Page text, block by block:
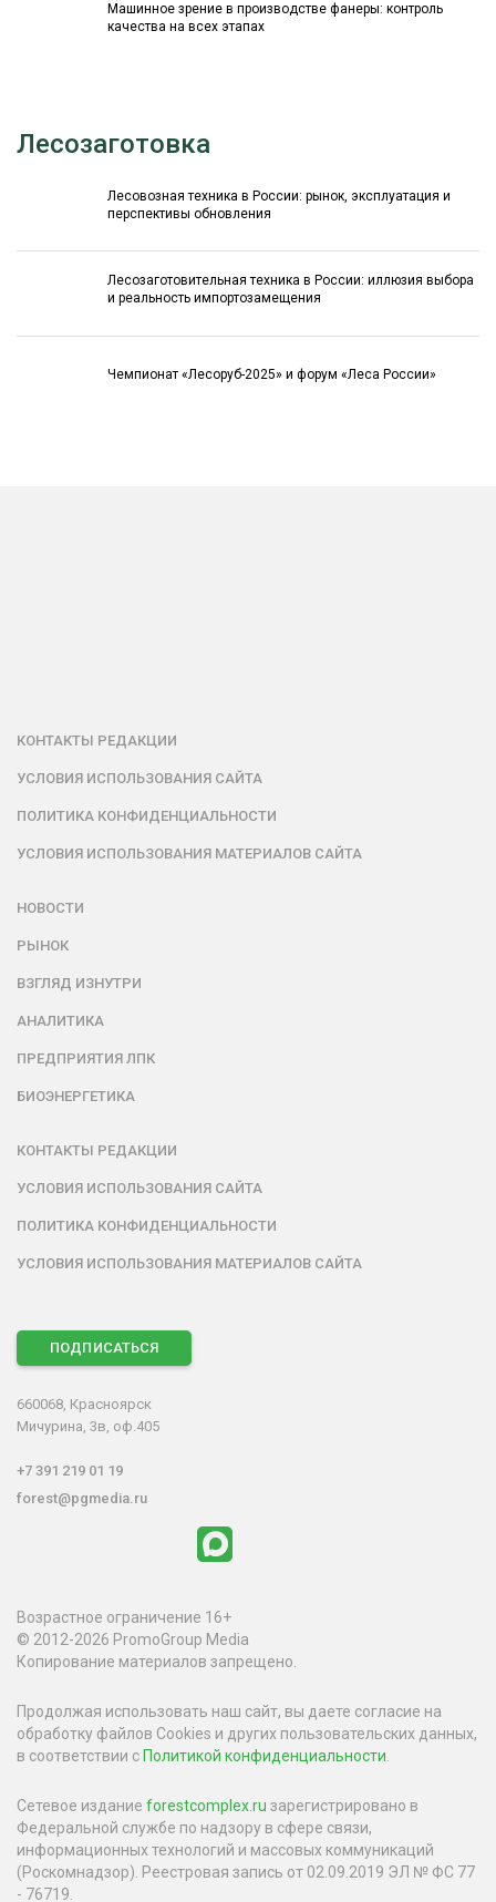
Машинное зрение в производстве фанеры: контроль
качества на всех этапах
Лесозаготовка
Лесовозная техника в России: рынок, эксплуатация и
перспективы обновления
Лесозаготовительная техника в России: иллюзия выбора
и реальность импортозамещения
Чемпионат «Лесоруб-2025» и форум «Леса России»
КОНТАКТЫ РЕДАКЦИИ
УСЛОВИЯ ИСПОЛЬЗОВАНИЯ САЙТА
ПОЛИТИКА КОНФИДЕНЦИАЛЬНОСТИ
УСЛОВИЯ ИСПОЛЬЗОВАНИЯ МАТЕРИАЛОВ САЙТА
НОВОСТИ
РЫНОК
ВЗГЛЯД ИЗНУТРИ
АНАЛИТИКА
ПРЕДПРИЯТИЯ ЛПК
БИОЭНЕРГЕТИКА
КОНТАКТЫ РЕДАКЦИИ
УСЛОВИЯ ИСПОЛЬЗОВАНИЯ САЙТА
ПОЛИТИКА КОНФИДЕНЦИАЛЬНОСТИ
УСЛОВИЯ ИСПОЛЬЗОВАНИЯ МАТЕРИАЛОВ САЙТА
ПОДПИСАТЬСЯ
660068, Красноярск
Мичурина, 3в, оф.405
+7 391 219 01 19
forest@pgmedia.ru
Возрастное ограничение 16+
© 2012-2026 PromoGroup Media
Копирование материалов запрещено.
Продолжая использовать наш сайт, вы даете согласие на
обработку файлов Cookies и других пользовательских данных,
в соответствии с Политикой конфиденциальности.
Сетевое издание forestcomplex.ru зарегистрировано в
Федеральной службе по надзору в сфере связи,
информационных технологий и массовых коммуникаций
(Роскомнадзор). Реестровая запись от 02.09.2019 ЭЛ № ФС 77
- 76719.